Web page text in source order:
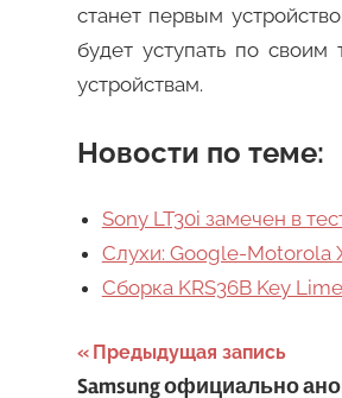
станет первым
будет уступать по
устройствам.
Новости по теме:
Sony LT30i замечен в
Слухи: Google-Motorola
Сборка KRS36B Key
Навигация
Предыдущая запись
Samsung официально